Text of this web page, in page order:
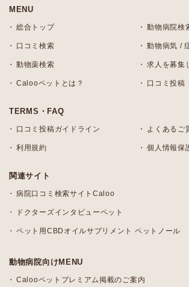
MENU
総合トップ 動物病院検
口コミ検索 動物病気 /
動物薬検索 求人を募集
Calooペットとは？ 口コミ投稿
TERMS・FAQ
口コミ投稿ガイドライン よくあるご
利用規約 個人情報保
関連サイト
病院口コミ検索サイトCaloo
ドクターズインタビューペット
ペット用CBDオイルサプリメント ペットノール
動物病院向けMENU
Calooペットプレミアム掲載のご案内